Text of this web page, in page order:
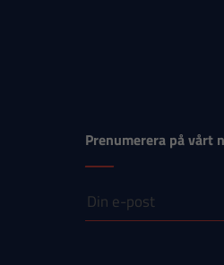
Prenumerera på vårt
E-post